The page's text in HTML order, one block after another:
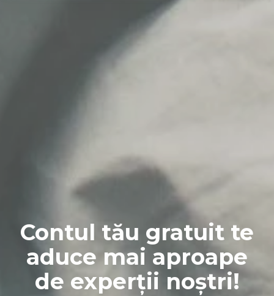
Contul tău gratuit te
aduce mai aproape
de experții noștri!